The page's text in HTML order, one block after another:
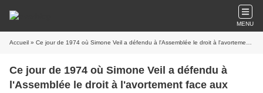
MENU
Accueil » Ce jour de 1974 où Simone Veil a défendu à l'Assemblée le droit à l'avortement face aux "arguments" d'une violence inouïe des adversaires des droits des femmes (Le Télégramme, 1er juillet 2017)
Ce jour de 1974 où Simone Veil a défendu à
l'Assemblée le droit à l'avortement face aux